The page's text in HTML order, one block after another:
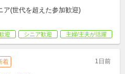
ア(世代を超えた参加歓迎)
迎 シニア歓迎 主婦/主夫が活躍
着 1日前